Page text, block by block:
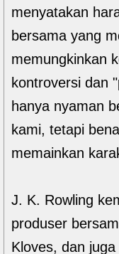
menyatakan
bersama yang
memungkinkan
kontroversi dan
hanya nyaman
kami, tetapi
memainkan
J. K. Rowling
produser
Kloves, dan